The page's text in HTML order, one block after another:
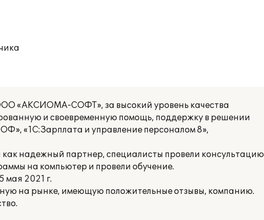
«АКСИОМА-СОФТ», за высокий уровень качества
и своевременную помощь, поддержку в решении
«1С:Зарплата и управление персоналом 8»,
надежный партнер, специалисты провели консультацию
на компьютер и провели обучение.
мая 2021 г.
на рынке, имеющую положительные отзывы, компанию.